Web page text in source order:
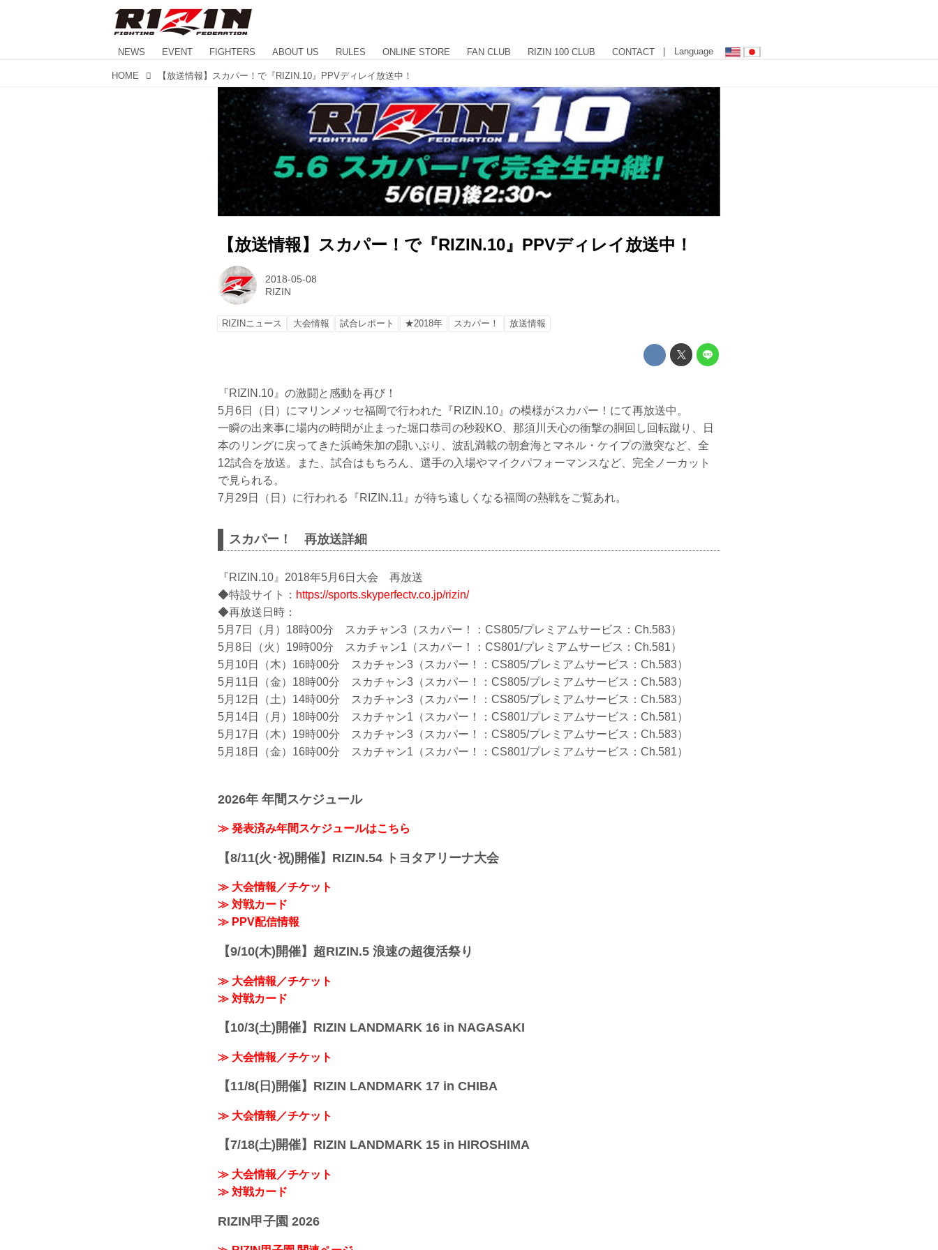
NEWS EVENT FIGHTERS ABOUT US RULES ONLINE STORE FAN CLUB RIZIN 100 CLUB CONTACT | Language
HOME 【放送情報】スカパー！で『RIZIN.10』PPVディレイ放送中！
【放送情報】スカパー！で『RIZIN.10』PPVディレイ放送中！
2018-05-08
RIZIN
RIZINニュース 大会情報 試合レポート ★2018年 スカパー！ 放送情報
『RIZIN.10』の激闘と感動を再び！
5月6日（日）にマリンメッセ福岡で行われた『RIZIN.10』の模様がスカパー！にて再放送中。
一瞬の出来事に場内の時間が止まった堀口恭司の秒殺KO、那須川天心の衝撃の胴回し回転蹴り、日
本のリングに戻ってきた浜崎朱加の闘いぶり、波乱満載の朝倉海とマネル・ケイプの激突など、全
12試合を放送。また、試合はもちろん、選手の入場やマイクパフォーマンスなど、完全ノーカット
で見られる。
7月29日（日）に行われる『RIZIN.11』が待ち遠しくなる福岡の熱戦をご覧あれ。
スカパー！ 再放送詳細
『RIZIN.10』2018年5月6日大会 再放送
◆特設サイト： https://sports.skyperfectv.co.jp/rizin/
◆再放送日時：
5月7日（月）18時00分 スカチャン3（スカパー！：CS805/プレミアムサービス：Ch.583）
5月8日（火）19時00分 スカチャン1（スカパー！：CS801/プレミアムサービス：Ch.581）
5月10日（木）16時00分 スカチャン3（スカパー！：CS805/プレミアムサービス：Ch.583）
5月11日（金）18時00分 スカチャン3（スカパー！：CS805/プレミアムサービス：Ch.583）
5月12日（土）14時00分 スカチャン3（スカパー！：CS805/プレミアムサービス：Ch.583）
5月14日（月）18時00分 スカチャン1（スカパー！：CS801/プレミアムサービス：Ch.581）
5月17日（木）19時00分 スカチャン3（スカパー！：CS805/プレミアムサービス：Ch.583）
5月18日（金）16時00分 スカチャン1（スカパー！：CS801/プレミアムサービス：Ch.581）
2026年 年間スケジュール
≫ 発表済み年間スケジュールはこちら
【8/11(火･祝)開催】RIZIN.54 トヨタアリーナ大会
≫ 大会情報／チケット
≫ 対戦カード
≫ PPV配信情報
【9/10(木)開催】超RIZIN.5 浪速の超復活祭り
≫ 大会情報／チケット
≫ 対戦カード
【10/3(土)開催】RIZIN LANDMARK 16 in NAGASAKI
≫ 大会情報／チケット
【11/8(日)開催】RIZIN LANDMARK 17 in CHIBA
≫ 大会情報／チケット
【7/18(土)開催】RIZIN LANDMARK 15 in HIROSHIMA
≫ 大会情報／チケット
≫ 対戦カード
RIZIN甲子園 2026